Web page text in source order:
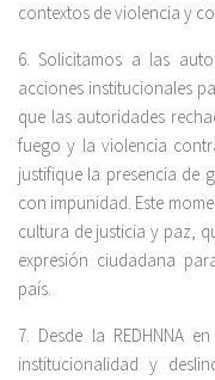
contextos de violencia y
6. Solicitamos a las
acciones institucionales
que las autoridades
fuego y la violencia
justifique la presencia de
con impunidad. Este
cultura de justicia y paz,
expresión ciudadana
país.
7. Desde la REDHNNA
institucionalidad y